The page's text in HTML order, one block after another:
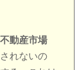
不動産市場
れないの